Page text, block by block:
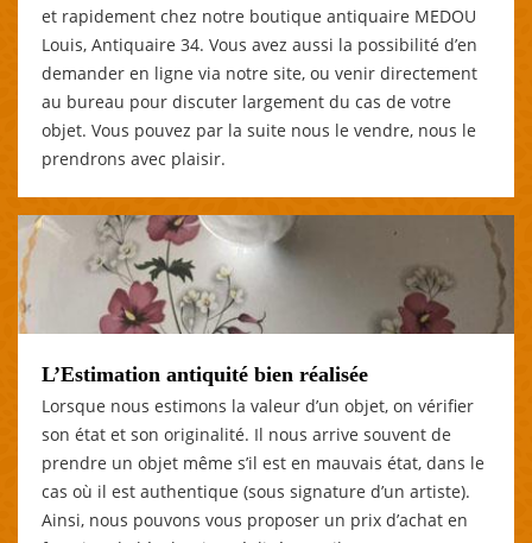
et rapidement chez notre boutique antiquaire MEDOU
Louis, Antiquaire 34. Vous avez aussi la possibilité d’en
demander en ligne via notre site, ou venir directement
au bureau pour discuter largement du cas de votre
objet. Vous pouvez par la suite nous le vendre, nous le
prendrons avec plaisir.
L’Estimation antiquité bien réalisée
Lorsque nous estimons la valeur d’un objet, on vérifier
son état et son originalité. Il nous arrive souvent de
prendre un objet même s’il est en mauvais état, dans le
cas où il est authentique (sous signature d’un artiste).
Ainsi, nous pouvons vous proposer un prix d’achat en